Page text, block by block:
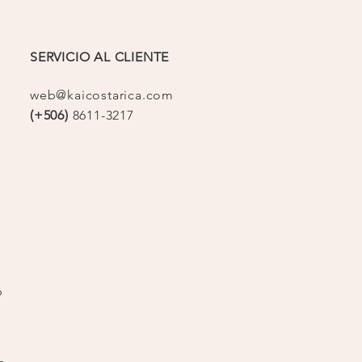
SERVICIO AL CLIENTE
web@kaicostarica.com
(+506) 8611-3217